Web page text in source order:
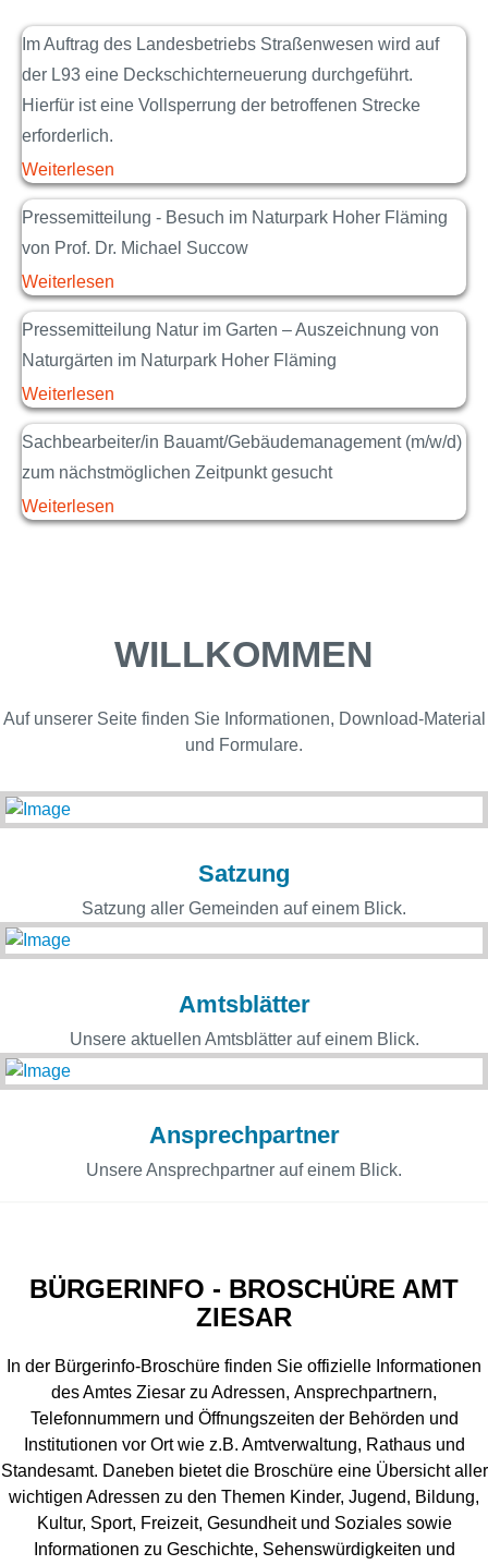
Im Auftrag des Landesbetriebs Straßenwesen wird auf
der L93 eine Deckschichterneuerung durchgeführt.
Hierfür ist eine Vollsperrung der betroffenen Strecke
erforderlich.
Weiterlesen
Pressemitteilung - Besuch im Naturpark Hoher Fläming
von Prof. Dr. Michael Succow
Weiterlesen
Pressemitteilung Natur im Garten – Auszeichnung von
Naturgärten im Naturpark Hoher Fläming
Weiterlesen
Sachbearbeiter/in Bauamt/Gebäudemanagement (m/w/d)
zum nächstmöglichen Zeitpunkt gesucht
Weiterlesen
WILLKOMMEN
Auf unserer Seite finden Sie Informationen, Download-Material
und Formulare.
Satzung
Satzung aller Gemeinden auf einem Blick.
Amtsblätter
Unsere aktuellen Amtsblätter auf einem Blick.
Ansprechpartner
Unsere Ansprechpartner auf einem Blick.
BÜRGERINFO - BROSCHÜRE AMT
ZIESAR
In der Bürgerinfo-Broschüre finden Sie offizielle Informationen
des Amtes Ziesar zu Adressen, Ansprechpartnern,
Telefonnummern und Öffnungszeiten der Behörden und
Institutionen vor Ort wie z.B. Amtverwaltung, Rathaus und
Standesamt. Daneben bietet die Broschüre eine Übersicht aller
wichtigen Adressen zu den Themen Kinder, Jugend, Bildung,
Kultur, Sport, Freizeit, Gesundheit und Soziales sowie
Informationen zu Geschichte, Sehenswürdigkeiten und